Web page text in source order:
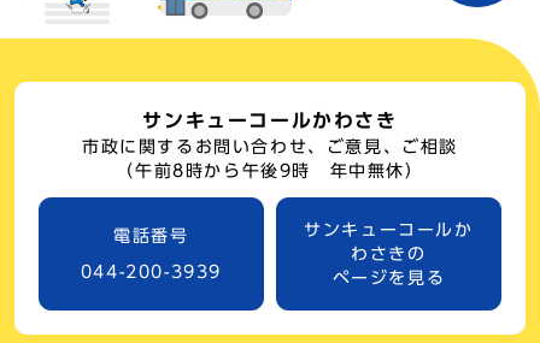
サンキューコールかわさき
市政に関するお問い合わせ、ご意見、ご相談
（午前8時から午後9時 年中無休）
電話番号
044-200-3939
サンキューコールか
わさきの
ページを見る